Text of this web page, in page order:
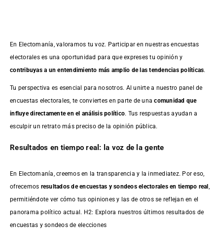
En Electomanía, valoramos tu voz. Participar en nuestras encuestas
electorales es una oportunidad para que expreses tu opinión y
contribuyas a un entendimiento más amplio de las tendencias políticas.
Tu perspectiva es esencial para nosotros. Al unirte a nuestro panel de
encuestas electorales, te conviertes en parte de unacomunidad que
influye directamente en el análisis político. Tus respuestas ayudan a
esculpir un retrato más preciso de la opinión pública.
Resultados en tiempo real: la voz de la gente
En Electomanía, creemos en la transparencia y la inmediatez. Por eso,
ofrecemos resultados deencuestas y sondeos electorales en tiempo real ,
permitiéndote ver cómo tus opiniones y las de otros se reflejan en el
panorama político actual. H2: Explora nuestros últimos resultados de
encuestas y sondeos de elecciones